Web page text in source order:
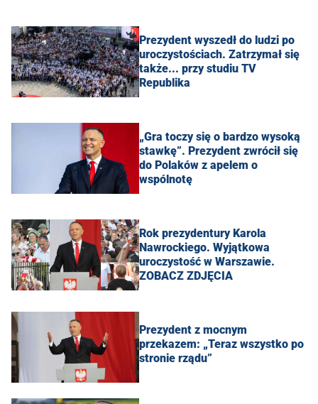
Prezydent wyszedł do ludzi po
uroczystościach. Zatrzymał się
także... przy studiu TV
Republika
„Gra toczy się o bardzo wysoką
stawkę”. Prezydent zwrócił się
do Polaków z apelem o
wspólnotę
Rok prezydentury Karola
Nawrockiego. Wyjątkowa
uroczystość w Warszawie.
ZOBACZ ZDJĘCIA
Prezydent z mocnym
przekazem: „Teraz wszystko po
stronie rządu”